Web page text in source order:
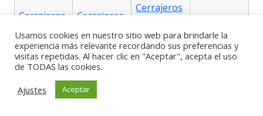
Cerrajeros
Urgentes
Santa
Maria de
Cerrajeros
Urgentes
Santa
Maria de
Miralles
Cerrajeros
Santa
Maria de
Urgentes
Santa
Usamos cookies en nuestro sitio web para brindarle la
experiencia más relevante recordando sus preferencias y
visitas repetidas. Al hacer clic en "Aceptar", acepta el uso
de TODAS las cookies.
Ajustes
Aceptar